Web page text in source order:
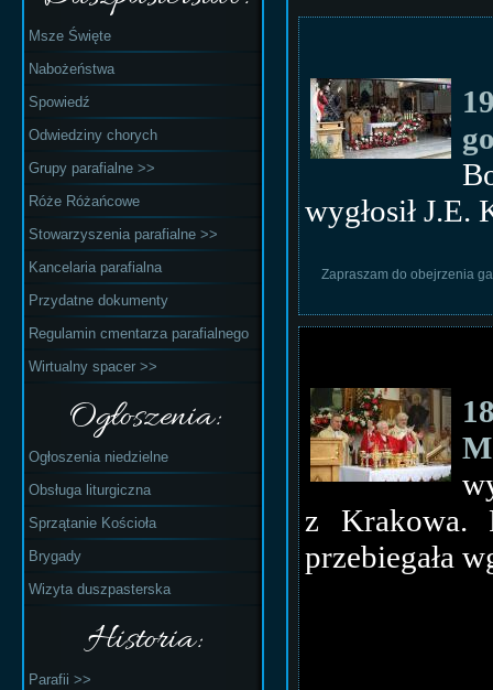
Msze Święte
Nabożeństwa
Spowiedź
Odwiedziny chorych
Grupy parafialne >>
Róże Różańcowe
Stowarzyszenia parafialne >>
Kancelaria parafialna
Przydatne dokumenty
Regulamin cmentarza parafialnego
Wirtualny spacer >>
Ogłoszenia:
Ogłoszenia niedzielne
Obsługa liturgiczna
Sprzątanie Kościoła
Brygady
Wizyta duszpasterska
Historia:
Parafii >>
wygłosił J.E.
Zapraszam do obejrzenia
z Krakowa.
przebiegała